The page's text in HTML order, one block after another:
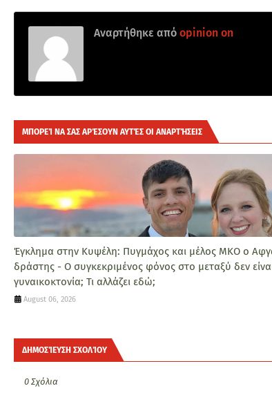
Αναρτήθηκε από opinion on
ΜΠΟΡΕΊ ΝΑ ΣΑΣ ΑΡΈΣΟΥΝ ΑΥΤΈΣ ΟΙ ΑΝΑΡΤΉΣΕΙΣ
Έγκλημα στην Κυψέλη: Πυγμάχος και μέλος ΜΚΟ ο
δράστης - Ο συγκεκριμένος φόνος στο μεταξύ δεν
γυναικοκτονία; Τι αλλάζει εδώ;
August 06, 2026
ΔΗΜΟΣΊΕΥΣΗ ΣΧΟΛΊΟΥ
0 Σχόλια